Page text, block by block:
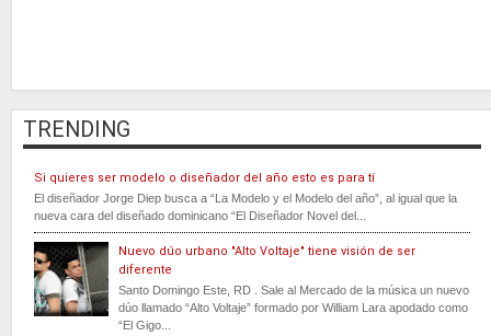
TRENDING
Si quieres ser modelo o diseñador del año esto es para tí
El diseñador Jorge Diep busca a “La Modelo y el Modelo del año”, al igual que la
nueva cara del diseñado dominicano “El Diseñador Novel del...
Nuevo dúo urbano "Alto Voltaje" tiene visión de ser
diferente
Santo Domingo Este, RD . Sale al Mercado de la música un nuevo
dúo llamado “Alto Voltaje” formado por William Lara apodado como
“El Gigo...